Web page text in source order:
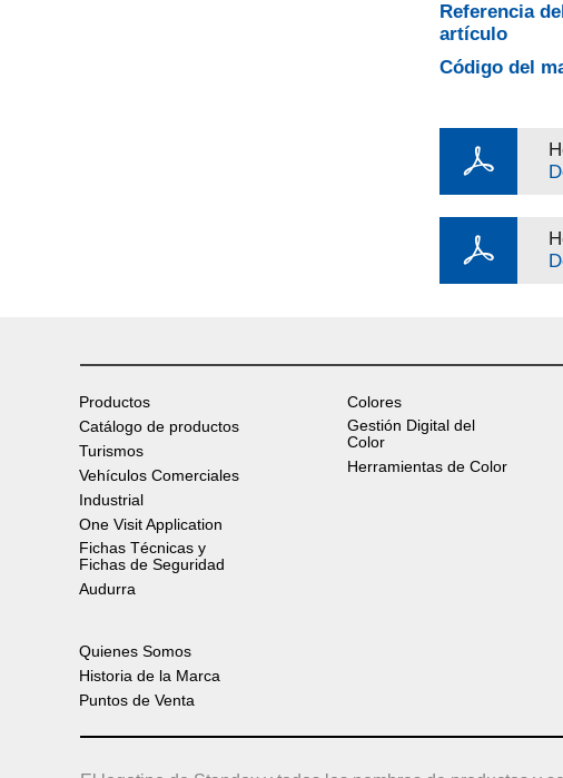
Referencia
artículo
Código del
Productos
Catálogo de productos
Turismos
Vehículos Comerciales
Industrial
One Visit Application
Fichas Técnicas y
Fichas de Seguridad
Audurra
Colores
Gestión Digital del
Color
Herramientas de Color
Quienes Somos
Historia de la Marca
Puntos de Venta